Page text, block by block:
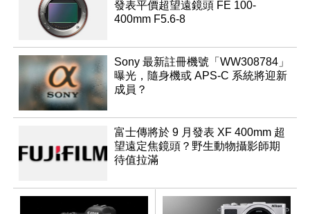
發表平價超望遠鏡頭 FE 100-
400mm F5.6-8
Sony 最新註冊機號「WW308784」
曝光，隨身機或 APS-C 系統將迎新
成員？
富士傳將於 9 月發表 XF 400mm 超
望遠定焦鏡頭？野生動物攝影師期
待值拉滿